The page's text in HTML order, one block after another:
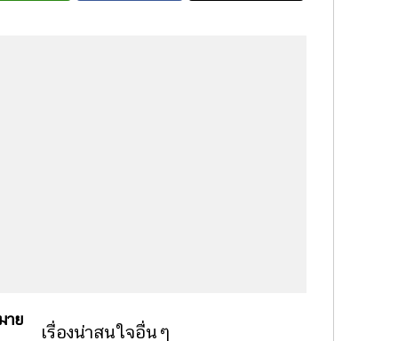
าย
เรื่องน่าสนใจอื่นๆ